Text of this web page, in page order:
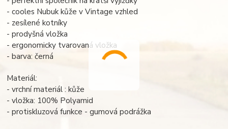
- cooles Nubuk kůže v Vintage vzhled
- zesílené kotníky
- prodyšná vložka
- ergonomicky tvarovaná vložka
- barva: černá
Materiál:
- vrchní materiál : kůže
- vložka: 100% Polyamid
- protiskluzová funkce - gumová podrážka